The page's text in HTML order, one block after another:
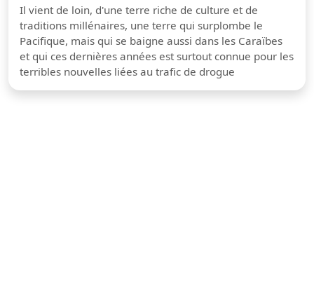
Il vient de loin, d'une terre riche de culture et de
traditions millénaires, une terre qui surplombe le
Pacifique, mais qui se baigne aussi dans les Caraïbes
et qui ces dernières années est surtout connue pour les
terribles nouvelles liées au trafic de drogue